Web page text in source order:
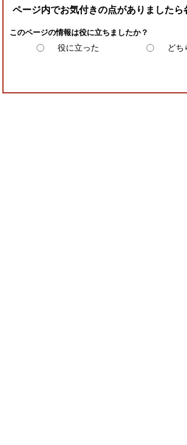
ページ内でお気付きの点がありました
このページの情報は役に立ちましたか？
役に立った どち